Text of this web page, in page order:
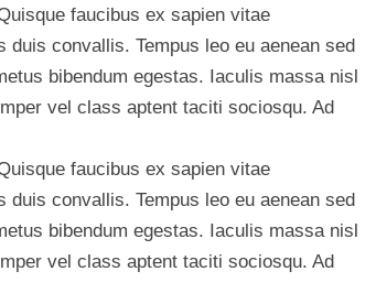
faucibus ex sapien vitae
convallis. Tempus leo eu aenean sed
bibendum egestas. Iaculis massa nisl
vel class aptent taciti sociosqu. Ad
faucibus ex sapien vitae
convallis. Tempus leo eu aenean sed
bibendum egestas. Iaculis massa nisl
vel class aptent taciti sociosqu. Ad